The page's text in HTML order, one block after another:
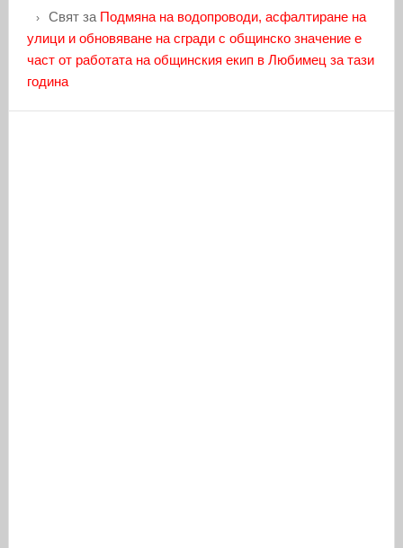
Святза Подмяна на водопроводи, асфалтиране на
улици и обновяване на сгради с общинско значение е
част от работата на общинския екип в Любимец за тази
година